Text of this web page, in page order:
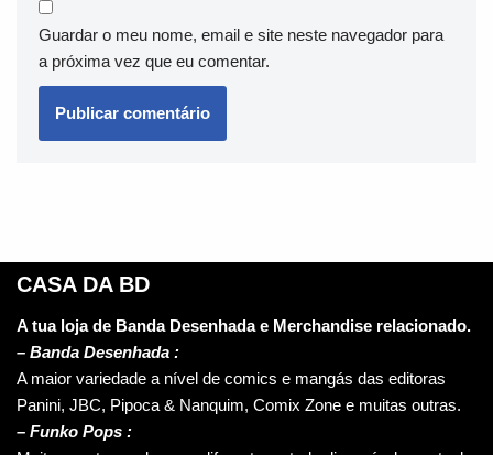
Guardar o meu nome, email e site neste navegador para
a próxima vez que eu comentar.
CASA DA BD
A tua loja de Banda Desenhada e Merchandise relacionado.
– Banda Desenhada :
A maior variedade a nível de comics e mangás das editoras
Panini, JBC, Pipoca & Nanquim, Comix Zone e muitas outras.
– Funko Pops :